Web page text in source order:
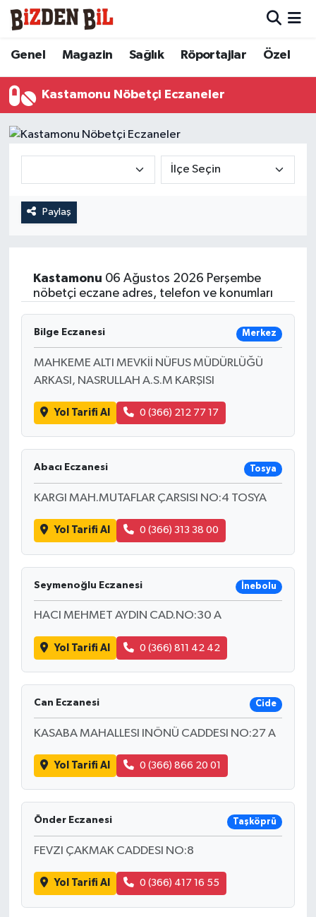
Genel Magazin Sağlık Röportajlar Özel
Kastamonu Nöbetçi Eczaneler
Paylaş
Kastamonu 06 Ağustos 2026 Perşembe
nöbetçi eczane adres, telefon ve konumları
Bilge Eczanesi Merkez
MAHKEME ALTI MEVKİİ NÜFUS MÜDÜRLÜĞÜ
ARKASI, NASRULLAH A.S.M KARŞISI
Yol Tarifi Al 0 (366) 212 77 17
Abacı Eczanesi Tosya
KARGI MAH.MUTAFLAR ÇARSISI NO:4 TOSYA
Yol Tarifi Al 0 (366) 313 38 00
Seymenoğlu Eczanesi İnebolu
HACI MEHMET AYDIN CAD.NO:30 A
Yol Tarifi Al 0 (366) 811 42 42
Can Eczanesi Cide
KASABA MAHALLESI INÖNÜ CADDESI NO:27 A
Yol Tarifi Al 0 (366) 866 20 01
Önder Eczanesi Taşköprü
FEVZI ÇAKMAK CADDESI NO:8
Yol Tarifi Al 0 (366) 417 16 55
Hava Durumu
Trafik Durumu